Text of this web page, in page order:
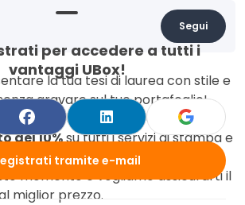
Segui
la tua tesi di laurea con stile e
gravare sul tuo portafoglio!
e Tesissima, puoi ottenere un
del 10%su tutti i servizi di stampa e
tesi. Sappiamo quanto sia
momento e vogliamo assicurarti il
miglior prezzo.
per accedere a tutti i
vantaggi UBox!
tramite e-mail